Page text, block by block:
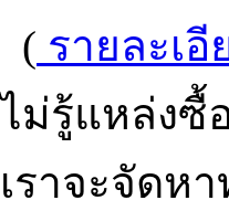
( รายละเอี
ไม่รู้แหล่งซื้
เราจะจัดห